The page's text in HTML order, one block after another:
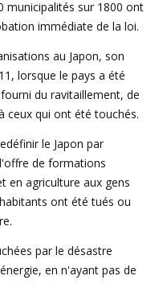
municipalités sur 1800 ont
immédiate de la loi.
au Japon, son
lorsque le pays a été
du ravitaillement, de
ceux qui ont été touchés.
le Japon par
de formations
en agriculture aux gens
ont été tués ou
par le désastre
en n'ayant pas de